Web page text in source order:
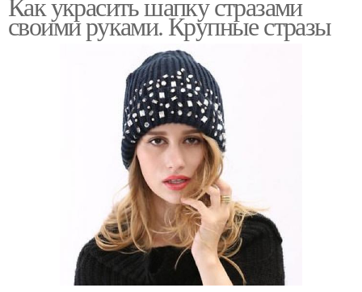
своими руками. Крупные стразы